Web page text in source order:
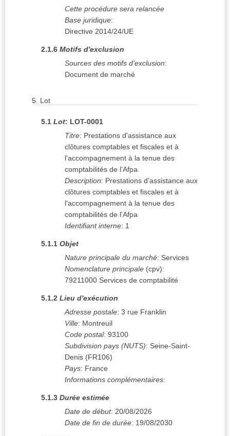
Cette procédure sera relancée
Base juridique:
Directive 2014/24/UE
2.1.6 Motifs d'exclusion
Sources des motifs d'exclusion:
Document de marché
5. Lot
5.1 Lot: LOT-0001
Titre: Prestations d'assistance aux
clôtures comptables et fiscales et à
l'accompagnement à la tenue des
comptabilités de l'Afpa
Description: Prestations d'assistance aux
clôtures comptables et fiscales et à
l'accompagnement à la tenue des
comptabilités de l'Afpa
Identifiant interne: 1
5.1.1 Objet
Nature principale du marché: Services
Nomenclature principale (cpv):
79211000 Services de comptabilité
5.1.2 Lieu d'exécution
Adresse postale: 3 rue Franklin
Ville: Montreuil
Code postal: 93100
Subdivision pays (NUTS): Seine-Saint-
Denis (FR106)
Pays: France
Informations complémentaires:
5.1.3 Durée estimée
Date de début: 20/08/2026
Date de fin de durée: 19/08/2030